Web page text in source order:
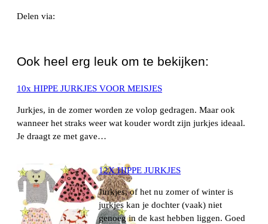
Delen via:
Ook heel erg leuk om te bekijken:
10x HIPPE JURKJES VOOR MEISJES
Jurkjes, in de zomer worden ze volop gedragen. Maar ook
wanneer het straks weer wat kouder wordt zijn jurkjes ideaal.
Je draagt ze met gave…
12X HIPPE JURKJES
Jurkjes, of het nu zomer of winter is
jurkjes kan je dochter (vaak) niet
genoeg in de kast hebben liggen. Goed